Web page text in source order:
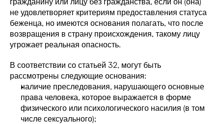
не удовлетворяет критериям предоставления статуса
беженца, но имеются основания полагать, что после
возвращения в страну происхождения, такому лицу
угрожает реальная опасность.
В соответствии со статьей 32, могут быть
рассмотрены следующие основания:
наличие преследования, нарушающего основные
права человека, которое выражается в форме
физического или психологического насилия (в том
числе сексуального);